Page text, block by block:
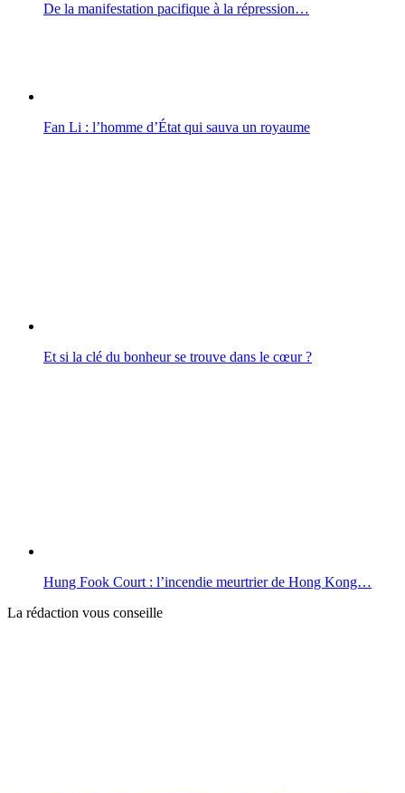
De la manifestation pacifique à la répression…
Fan Li : l’homme d’État qui sauva un royaume
Et si la clé du bonheur se trouve dans le cœur ?
Hung Fook Court : l’incendie meurtrier de Hong Kong…
La rédaction vous conseille